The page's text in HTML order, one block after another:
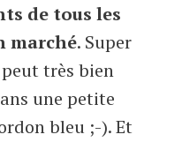
de tous les
marché. Super
très bien
une petite
bleu ;-). Et